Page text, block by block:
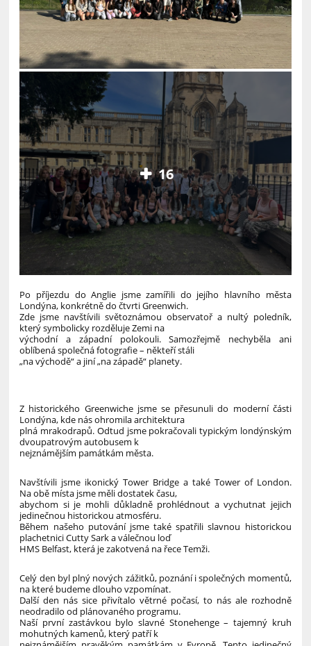
16
Po příjezdu do Anglie jsme zamířili do jejího hlavního města
Londýna, konkrétně do čtvrti Greenwich.
Zde jsme navštívili světoznámou observatoř a nultý poledník,
který symbolicky rozděluje Zemi na
východní a západní polokouli. Samozřejmě nechyběla ani
oblíbená společná fotografie – někteří stáli
„na východě“ a jiní „na západě“ planety.
Z historického Greenwiche jsme se přesunuli do moderní části
Londýna, kde nás ohromila architektura
plná mrakodrapů. Odtud jsme pokračovali typickým londýnským
dvoupatrovým autobusem k
nejznámějším památkám města.
Navštívili jsme ikonický Tower Bridge a také Tower of London.
Na obě místa jsme měli dostatek času,
abychom si je mohli důkladně prohlédnout a vychutnat jejich
jedinečnou historickou atmosféru.
Během našeho putování jsme také spatřili slavnou historickou
plachetnici Cutty Sark a válečnou loď
HMS Belfast, která je zakotvená na řece Temži.
Celý den byl plný nových zážitků, poznání i společných momentů,
na které budeme dlouho vzpomínat.
Další den nás sice přivítalo větrné počasí, to nás ale rozhodně
neodradilo od plánovaného programu.
Naší první zastávkou bylo slavné Stonehenge – tajemný kruh
mohutných kamenů, který patří k